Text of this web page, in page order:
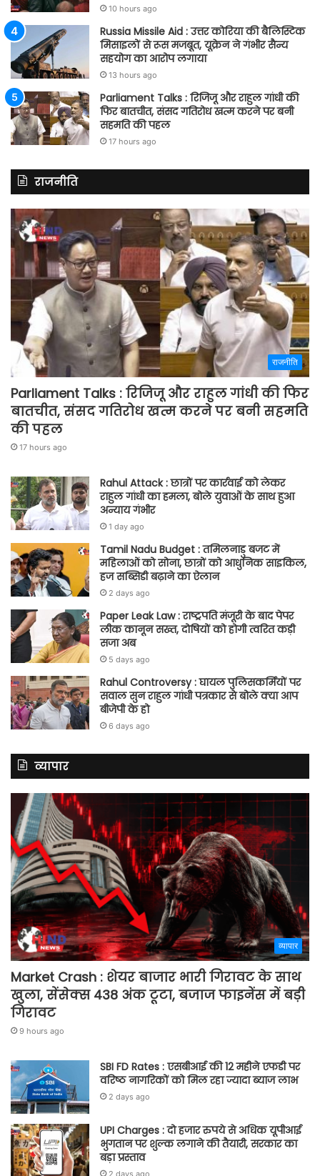
10 hours ago
Russia Missile Aid : उत्तर कोरिया की बैलिस्टिक
मिसाइलों से रूस मजबूत, यूक्रेन ने गंभीर सैन्य
सहयोग का आरोप लगाया
13 hours ago
Parliament Talks : रिजिजू और राहुल गांधी की
फिर बातचीत, संसद गतिरोध खत्म करने पर बनी
सहमति की पहल
17 hours ago
राजनीति
राजनीति
Parliament Talks : रिजिजू और राहुल गांधी की फिर
बातचीत, संसद गतिरोध खत्म करने पर बनी सहमति
की पहल
17 hours ago
Rahul Attack : छात्रों पर कार्रवाई को लेकर
राहुल गांधी का हमला, बोले युवाओं के साथ हुआ
अन्याय गंभीर
1 day ago
Tamil Nadu Budget : तमिलनाडु बजट में
महिलाओं को सोना, छात्रों को आधुनिक साइकिल,
हज सब्सिडी बढ़ाने का ऐलान
2 days ago
Paper Leak Law : राष्ट्रपति मंजूरी के बाद पेपर
लीक कानून सख्त, दोषियों को होगी त्वरित कड़ी
सजा अब
5 days ago
Rahul Controversy : घायल पुलिसकर्मियों पर
सवाल सुन राहुल गांधी पत्रकार से बोले क्या आप
बीजेपी के हो
6 days ago
व्यापार
व्यापार
Market Crash : शेयर बाजार भारी गिरावट के साथ
खुला, सेंसेक्स 438 अंक टूटा, बजाज फाइनेंस में बड़ी
गिरावट
9 hours ago
SBI FD Rates : एसबीआई की 12 महीने एफडी पर
वरिष्ठ नागरिकों को मिल रहा ज्यादा ब्याज लाभ
2 days ago
UPI Charges : दो हजार रुपये से अधिक यूपीआई
भुगतान पर शुल्क लगाने की तैयारी, सरकार का
बड़ा प्रस्ताव